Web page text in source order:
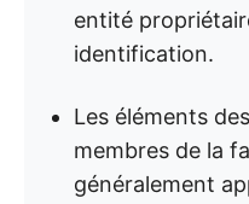
entité
identification.
Les éléments
membres de la
généralement